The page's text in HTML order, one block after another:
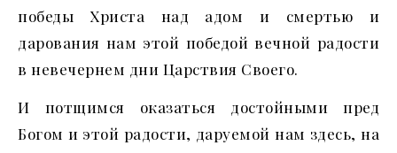
победы Христа над адом и смертью и
дарования нам этой победой вечной радости
в невечернем дни Царствия Своего.
И потщимся оказаться достойными пред
Богом и этой радости, даруемой нам здесь, на